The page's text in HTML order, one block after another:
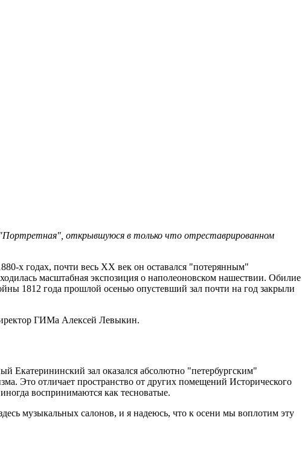
открывшуюся в только что отреставрированном
х годах, почти весь ХХ век он оставался "потерянным"
масштабная экспозиция о наполеоновском нашествии. Обилие
1812 года прошлой осенью опустевший зал почти на год закрыли
ГИМа Алексей Левыкин.
Екатерининский зал оказался абсолютно "петербургским"
Это отличает пространство от других помещений Исторического
воспринимаются как тесноватые.
музыкальных салонов, и я надеюсь, что к осени мы воплотим эту